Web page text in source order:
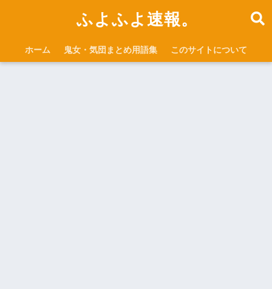
ふよふよ速報。
ホーム 鬼女・気団まとめ用語集 このサイトについて